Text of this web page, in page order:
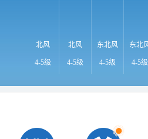
北风
4-5级
北风
4-5级
东北风
4-5级
东北
4-5级